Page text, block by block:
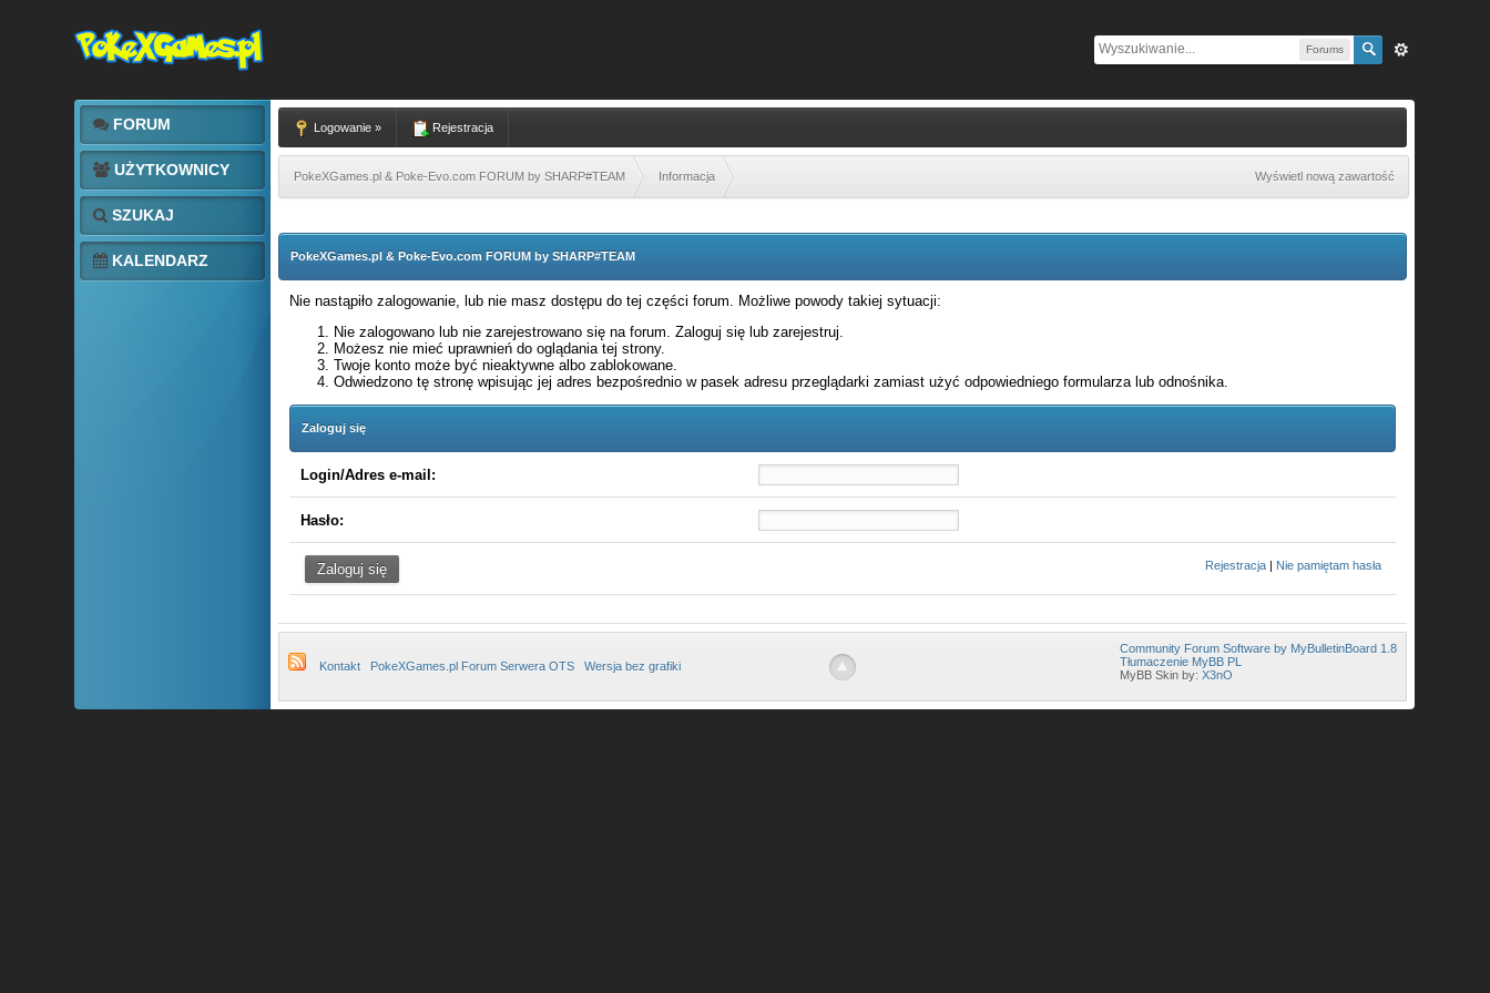
Forums
FORUM
UŻYTKOWNICY
SZUKAJ
KALENDARZ
Logowanie » Rejestracja
PokeXGames.pl & Poke-Evo.com FORUM by SHARP#TEAM Informacja Wyświetl nową zawartość
PokeXGames.pl & Poke-Evo.com FORUM by SHARP#TEAM
Nie nastąpiło zalogowanie, lub nie masz dostępu do tej części forum. Możliwe powody takiej sytuacji:
Nie zalogowano lub nie zarejestrowano się na forum. Zaloguj się lub zarejestruj.
Możesz nie mieć uprawnień do oglądania tej strony.
Twoje konto może być nieaktywne albo zablokowane.
Odwiedzono tę stronę wpisując jej adres bezpośrednio w pasek adresu przeglądarki zamiast użyć odpowiedniego formularza lub odnośnika.
Zaloguj się
Login/Adres e-mail:
Hasło:
Rejestracja | Nie pamiętam hasła
Kontakt PokeXGames.pl Forum Serwera OTS Wersja bez grafiki
Community Forum Software by MyBulletinBoard 1.8
Tłumaczenie MyBB PL
MyBB Skin by:X3nO